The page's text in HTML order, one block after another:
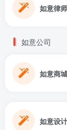
如意律
如意公司
如意商城
如意设